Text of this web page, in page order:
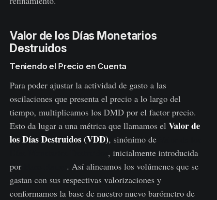
Valor de los Días Monetarios
Destruidos
Teniendo el Precio en Cuenta
Para poder ajustar la actividad de gasto a las
oscilaciones que presenta el precio a lo largo del
tiempo, multiplicamos los DMD por el factor precio.
Esto da lugar a una métrica que llamamos el Valor de
los Días Destruidos (VDD), sinónimo de
, inicialmente introducida
por
. Así alineamos los volúmenes que se
gastan con sus respectivas valorizaciones y
conformamos la base de nuestro nuevo barómetro de